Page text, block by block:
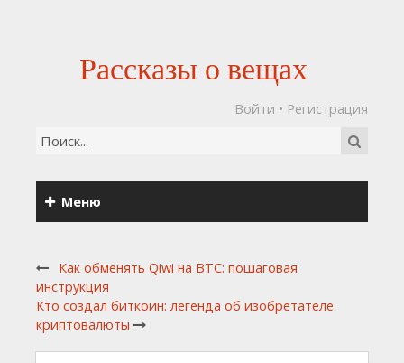
Рассказы о вещах
Войти • Регистрация
Меню
Как обменять Qiwi на BTC: пошаговая
инструкция
Кто создал биткоин: легенда об изобретателе
криптовалюты